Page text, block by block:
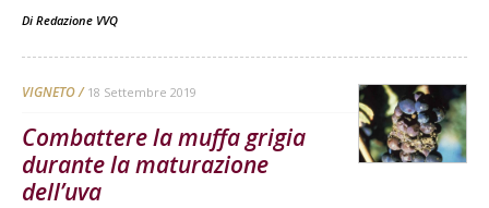
Di Redazione VVQ
VIGNETO 18 Settembre 2019
Combattere la muffa grigia
durante la maturazione
dell’uva